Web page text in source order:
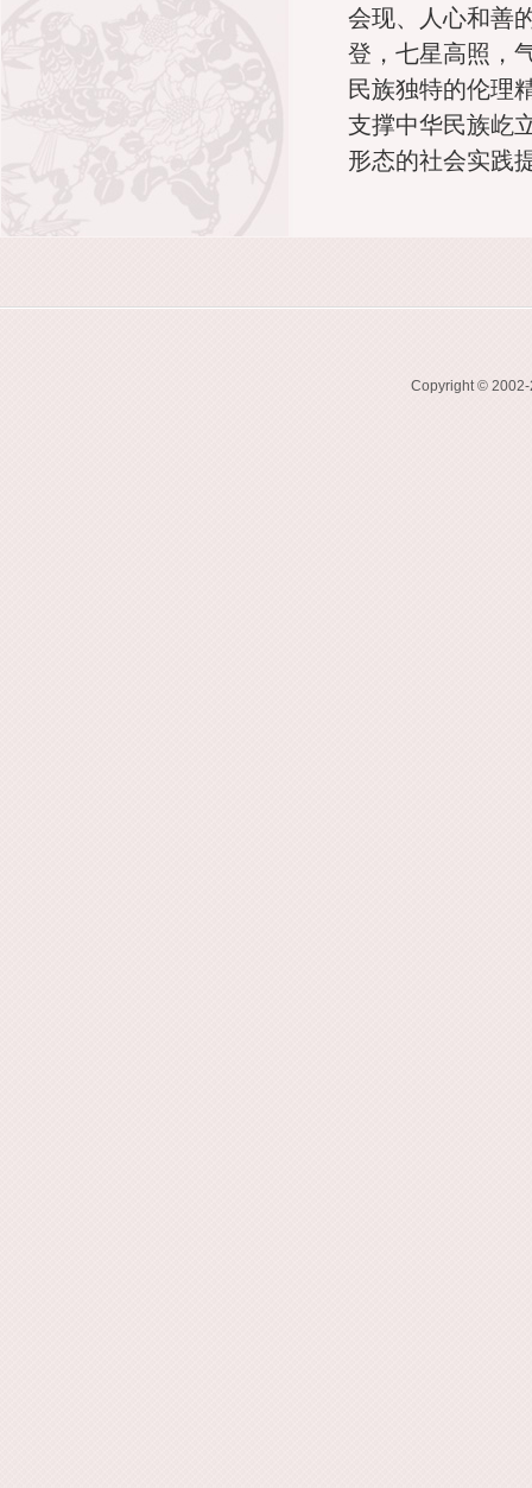
会现、人心和善
登，七星高照，
民族独特的伦理
支撑中华民族屹
形态的社会实践
Copyright ©